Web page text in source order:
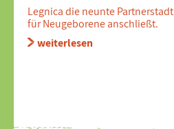
Legnica die neunte
für Neugeborene anschließt.
weiterlesen